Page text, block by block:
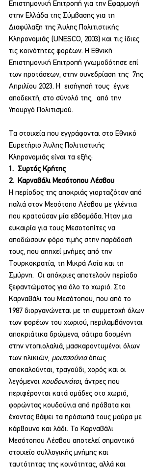
Επιστημονική Επιτροπή για την Εφαρμογή
στην Ελλάδα της Σύμβασης για τη
Διαφύλαξη της Άυλης Πολιτιστικής
Κληρονομιάς (UNESCO, 2003) και τις ίδιες
τις κοινότητες φορέων. Η Εθνική
Επιστημονική Επιτροπή γνωμοδότησε επί
των προτάσεων, στην συνεδρίαση της  7ης
Απριλίου 2023. Η  εισήγησή τους  έγινε
αποδεκτή, στο σύνολό της,  από την
Υπουργό Πολιτισμού.
Τα στοιχεία που εγγράφονται στο Εθνικό
Ευρετήριο Άυλης Πολιτιστικής
Κληρονομιάς είναι τα εξής:
1.  Συρτός Κρήτης
2.  Καρναβάλι Μεσότοπου Λέσβου
Η περίοδος της αποκριάς γιορταζόταν από
παλιά στον Μεσότοπο Λέσβου με γλέντια
που κρατούσαν μία εβδομάδα. Ήταν μια
ευκαιρία για τους Μεσοτοπίτες να
αποδώσουν φόρο τιμής στην παράδοσή
τους, που απηχεί μνήμες από την
Τουρκοκρατία, τη Μικρά Ασία και τη
Σμύρνη.  Οι απόκριες αποτελούν περίοδο
ξεφαντώματος για όλο το χωριό. Στο
Καρναβάλι του Μεσότοπου, που από το
1987 διοργανώνεται με τη συμμετοχή όλων
των φορέων του χωριού, περιλαμβάνονται
αποκριάτικα δρώμενα, σάτιρα δοσμένη
στην ντοπιολαλιά, μασκαροντυμένοι όλων
των ηλικιών, μουτσούνια όπως
αποκαλούνται, τραγούδι, χορός και οι
λεγόμενοι κουδουνάτοι, άντρες που
περιφέρονται κατά ομάδες στο χωριό,
φορώντας κουδούνια από πρόβατα και
έχοντας βάψει τα πρόσωπά τους μαύρα με
κάρβουνο και λάδι. Το Καρναβάλι
Μεσότοπου Λέσβου αποτελεί σημαντικό
στοιχείο συλλογικής μνήμης και
ταυτότητας της κοινότητας, αλλά και